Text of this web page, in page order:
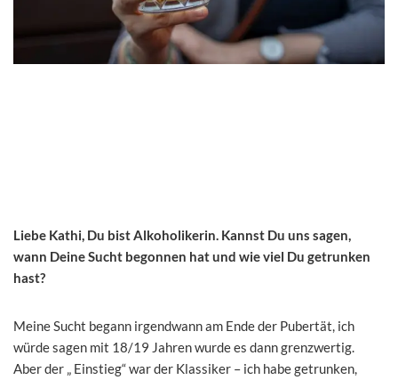
Liebe Kathi, Du bist Alkoholikerin. Kannst Du uns sagen,
wann Deine Sucht begonnen hat und wie viel Du getrunken
hast?
Meine Sucht begann irgendwann am Ende der Pubertät, ich
würde sagen mit 18/19 Jahren wurde es dann grenzwertig.
Aber der „ Einstieg“ war der Klassiker – ich habe getrunken,